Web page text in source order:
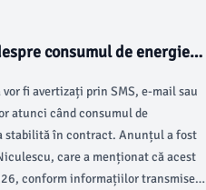
consumul de energie
fi avertizați prin SMS, e-mail sau
atunci când consumul de
în contract. Anunțul a fost
care a menționat că acest
conform informațiilor transmise